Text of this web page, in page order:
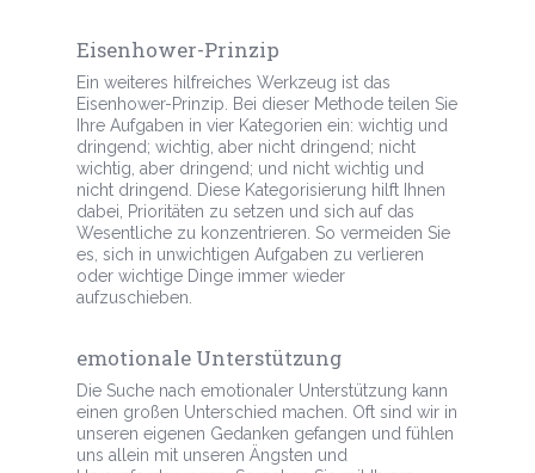
Eisenhower-Prinzip
Ein weiteres hilfreiches Werkzeug ist das
Eisenhower-Prinzip. Bei dieser Methode teilen Sie
Ihre Aufgaben in vier Kategorien ein: wichtig und
dringend; wichtig, aber nicht dringend; nicht
wichtig, aber dringend; und nicht wichtig und
nicht dringend. Diese Kategorisierung hilft Ihnen
dabei, Prioritäten zu setzen und sich auf das
Wesentliche zu konzentrieren. So vermeiden Sie
es, sich in unwichtigen Aufgaben zu verlieren
oder wichtige Dinge immer wieder
aufzuschieben.
emotionale Unterstützung
Die Suche nach emotionaler Unterstützung kann
einen großen Unterschied machen. Oft sind wir in
unseren eigenen Gedanken gefangen und fühlen
uns allein mit unseren Ängsten und